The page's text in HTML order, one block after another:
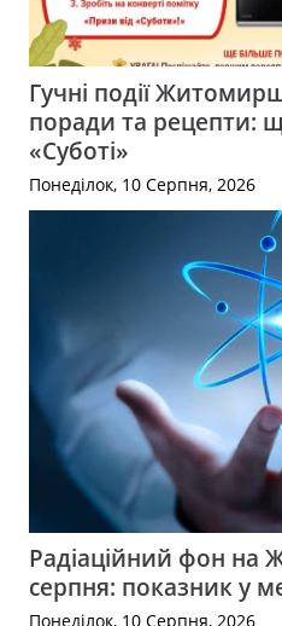
Гучні події
поради та рецепти:
«Суботі»
Понеділок, 10 Серпня, 2026
Радіаційний фон на
серпня: показник у
Понеділок, 10 Серпня, 2026